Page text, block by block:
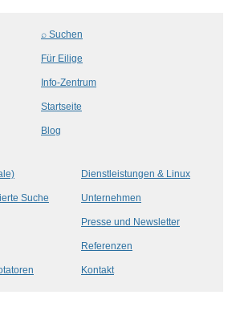
⌕ Suchen
Für Eilige
Info-Zentrum
Startseite
Blog
Suche
Dienstleistungen & Linux
Unternehmen
Presse und Newsletter
Referenzen
Kontakt